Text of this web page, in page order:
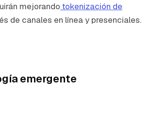
mejorando tokenización de
de canales en línea y presenciales.
emergente